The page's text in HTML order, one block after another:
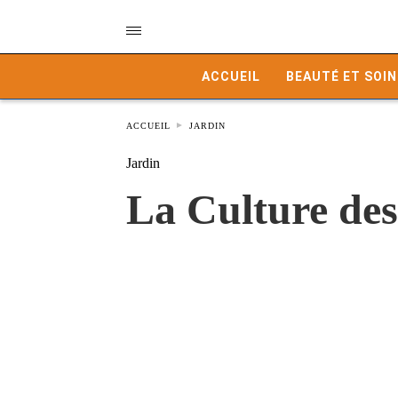
ACCUEIL BEAUTÉ ET SOIN
ACCUEIL JARDIN
Jardin
La Culture